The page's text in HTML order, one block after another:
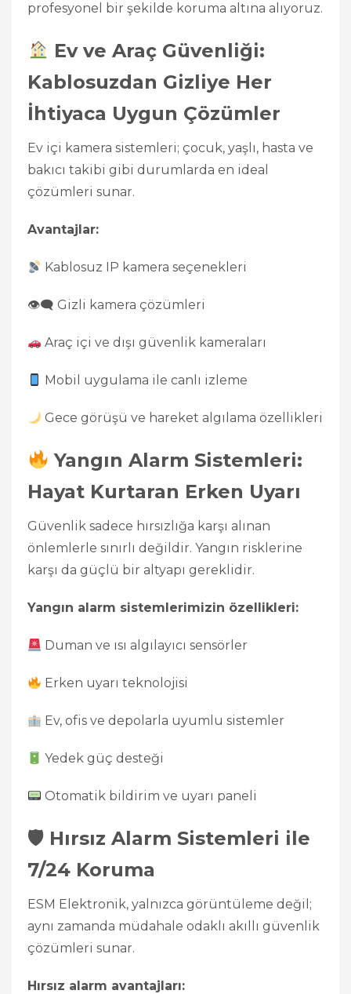
profesyonel bir şekilde koruma altına alıyoruz.
Ev ve Araç Güvenliği:
Kablosuzdan Gizliye Her
İhtiyaca Uygun Çözümler
Ev içi kamera sistemleri; çocuk, yaşlı, hasta ve
bakıcı takibi gibi durumlarda en ideal
çözümleri sunar.
Avantajlar:
Kablosuz IP kamera seçenekleri
👁‍🗨 Gizli kamera çözümleri
Araç içi ve dışı güvenlik kameraları
Mobil uygulama ile canlı izleme
Gece görüşü ve hareket algılama özellikleri
Yangın Alarm Sistemleri:
Hayat Kurtaran Erken Uyarı
Güvenlik sadece hırsızlığa karşı alınan
önlemlerle sınırlı değildir. Yangın risklerine
karşı da güçlü bir altyapı gereklidir.
Yangın alarm sistemlerimizin özellikleri:
Duman ve ısı algılayıcı sensörler
Erken uyarı teknolojisi
Ev, ofis ve depolarla uyumlu sistemler
Yedek güç desteği
Otomatik bildirim ve uyarı paneli
🛡 Hırsız Alarm Sistemleri ile
7/24 Koruma
ESM Elektronik, yalnızca görüntüleme değil;
aynı zamanda müdahale odaklı akıllı güvenlik
çözümleri sunar.
Hırsız alarm avantajları: